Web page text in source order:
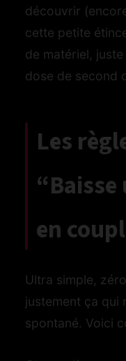
découvrir
cette petite
de matériel,
dose de second
Les
en
Ultra simple,
justement ça qui
spontané. Voici